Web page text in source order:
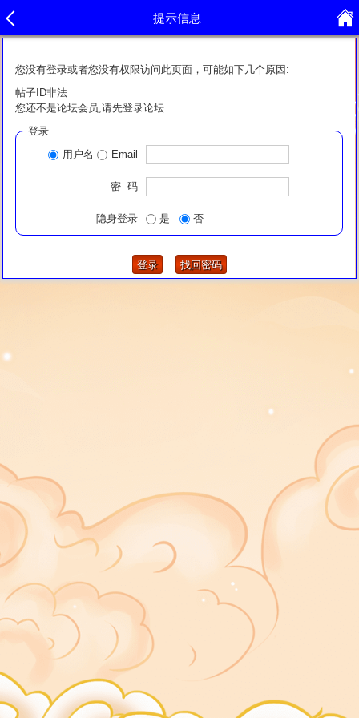
提示信息
您没有登录或者您没有权限访问此页面，可能如下几个原因:
帖子ID非法
您还不是论坛会员,请先登录论坛
登录
用户名
Email
密 码
隐身登录 是 否